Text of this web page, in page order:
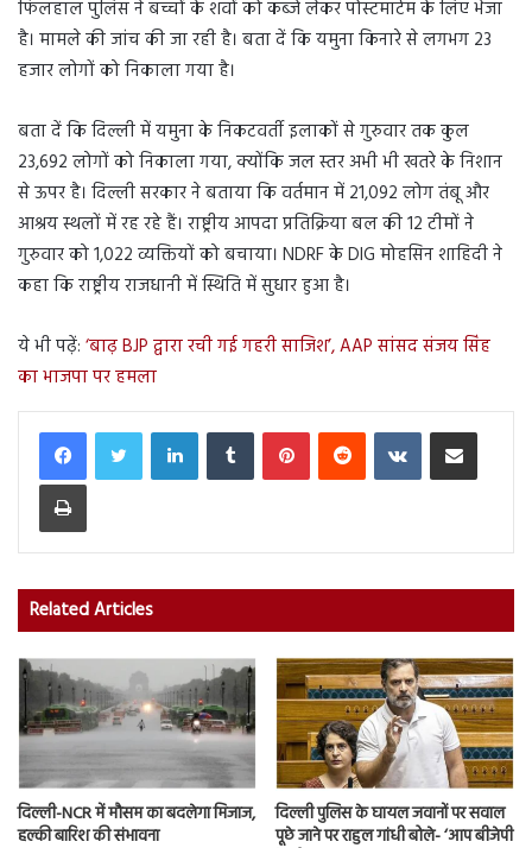
फिलहाल पुलिस ने बच्चों के शवों को कब्जे लेकर पोस्टमार्टम के लिए भेजा
है। मामले की जांच की जा रही है। बता दें कि यमुना किनारे से लगभग 23
हजार लोगों को निकाला गया है।
बता दें कि दिल्ली में यमुना के निकटवर्ती इलाकों से गुरुवार तक कुल
23,692 लोगों को निकाला गया, क्योंकि जल स्तर अभी भी खतरे के निशान
से ऊपर है। दिल्ली सरकार ने बताया कि वर्तमान में 21,092 लोग तंबू और
आश्रय स्थलों में रह रहे हैं। राष्ट्रीय आपदा प्रतिक्रिया बल की 12 टीमों ने
गुरुवार को 1,022 व्यक्तियों को बचाया। NDRF के DIG मोहसिन शाहिदी ने
कहा कि राष्ट्रीय राजधानी में स्थिति में सुधार हुआ है।
ये भी पढ़ें: ‘बाढ़ BJP द्वारा रची गई गहरी साजिश’, AAP सांसद संजय सिंह
का भाजपा पर हमला
LinkedInTumblr PinterestReddit VKontakteShare via Email
Print
Related Articles
दिल्ली-NCR में मौसम का बदलेगा मिजाज,
हल्की बारिश की संभावना
दिल्ली पुलिस के घायल जवानों पर सवाल
पूछे जाने पर राहुल गांधी बोले- ‘आप बीजेपी